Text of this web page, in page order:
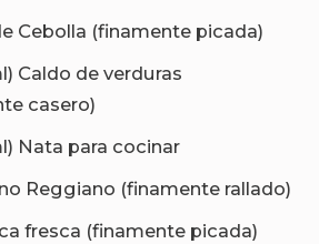
Cebolla (finamente picada)
Caldo de verduras
casero)
Nata para cocinar
Reggiano (finamente rallado)
fresca (finamente picada)